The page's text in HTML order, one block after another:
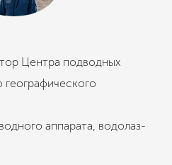
Центра подводных
географического
аппарата, водолаз-